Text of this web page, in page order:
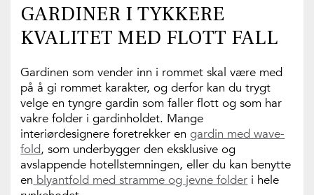
GARDINER I TYKKERE
KVALITET MED FLOTT FALL
Gardinen som vender inn i rommet skal være med
på å gi rommet karakter, og derfor kan du trygt
velge en tyngre gardin som faller flott og som har
vakre folder i gardinholdet. Mange
interiørdesignere foretrekker engardin med wave-
fold, som underbygger den eksklusive og
avslappende hotellstemningen, eller du kan benytte
en blyantfold med stramme og jevne folder i hele